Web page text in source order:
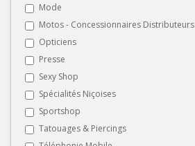
Mode
Motos - Concessionnaires Distributeurs
Opticiens
Presse
Sexy Shop
Spécialités Niçoises
Sportshop
Tatouages & Piercings